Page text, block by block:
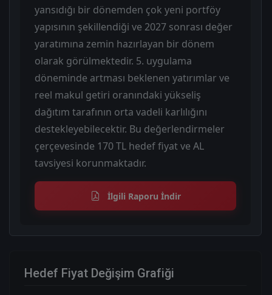
yansıdığı bir dönemden çok yeni portföy
yapısının şekillendiği ve 2027 sonrası değer
yaratımına zemin hazırlayan bir dönem
olarak görülmektedir. 5. uygulama
döneminde artması beklenen yatırımlar ve
reel makul getiri oranındaki yükseliş
dağıtım tarafının orta vadeli karlılığını
destekleyebilecektir. Bu değerlendirmeler
çerçevesinde 170 TL hedef fiyat ve AL
tavsiyesi korunmaktadır.
İlgili Raporu İndir
Hedef Fiyat Değişim Grafiği